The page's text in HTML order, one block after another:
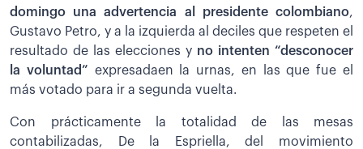
domingo una advertencia al presidente colombiano,
Gustavo Petro, y a la izquierda al deciles que respeten el
resultado de las elecciones y no intenten “desconocer
la voluntad” expresadaen la urnas, en las que fue el
más votado para ir a segunda vuelta.
Con prácticamente la totalidad de las mesas
contabilizadas, De la Espriella, del movimiento